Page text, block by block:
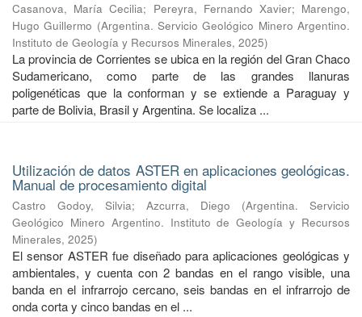
Casanova, María Cecilia; Pereyra, Fernando Xavier; Marengo,
Hugo Guillermo (Argentina. Servicio Geológico Minero Argentino.
Instituto de Geología y Recursos Minerales, 2025)
La provincia de Corrientes se ubica en la región del Gran Chaco
Sudamericano, como parte de las grandes llanuras
poligenéticas que la conforman y se extiende a Paraguay y
parte de Bolivia, Brasil y Argentina. Se localiza ...
Utilización de datos ASTER en aplicaciones geológicas.
Manual de procesamiento digital
Castro Godoy, Silvia; Azcurra, Diego (Argentina. Servicio
Geológico Minero Argentino. Instituto de Geología y Recursos
Minerales, 2025)
El sensor ASTER fue diseñado para aplicaciones geológicas y
ambientales, y cuenta con 2 bandas en el rango visible, una
banda en el infrarrojo cercano, seis bandas en el infrarrojo de
onda corta y cinco bandas en el ...